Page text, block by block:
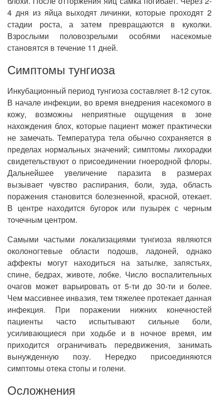
4 дня из яйца выходят личинки, которые проходят 2
стадии роста, а затем превращаются в куколки.
Взрослыми половозрелыми особями насекомые
становятся в течение 11 дней.
Симптомы тунгиоза
Инкубационный период тунгиоза составляет 8-12 суток.
В начале инфекции, во время внедрения насекомого в
кожу, возможны неприятные ощущения в зоне
нахождения блох, которые пациент может практически
не замечать. Температура тела обычно сохраняется в
пределах нормальных значений; симптомы лихорадки
свидетельствуют о присоединении гноеродной флоры.
Дальнейшее увеличение паразита в размерах
вызывает чувство распирания, боли, зуда, область
поражения становится болезненной, красной, отекает.
В центре находится бугорок или пузырек с черным
точечным центром.
Самыми частыми локализациями тунгиоза являются
околоногтевые области подошв, ладоней, однако
аффекты могут находиться на затылке, запястьях,
спине, бедрах, животе, лобке. Число воспалительных
очагов может варьировать от 5-ти до 30-ти и более.
Чем массивнее инвазия, тем тяжелее протекает данная
инфекция. При поражении нижних конечностей
пациенты часто испытывают сильные боли,
усиливающиеся при ходьбе и в ночное время, им
приходится ограничивать передвижения, занимать
вынужденную позу. Нередко присоединяются
симптомы отека стопы и голени.
Осложнения